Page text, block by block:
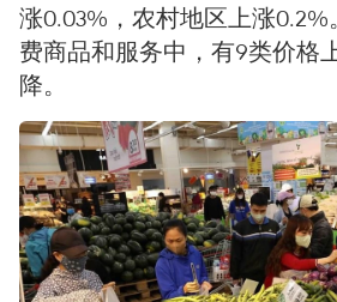
涨0.03%，农村地区上涨0.2%
费商品和服务中，有9类价格
降。